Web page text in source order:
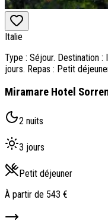
Italie
Type : Séjour. Destination :
jours. Repas : Petit
Miramare Hotel
2 nuits
3 jours
Petit déjeuner
À partir de 543 €